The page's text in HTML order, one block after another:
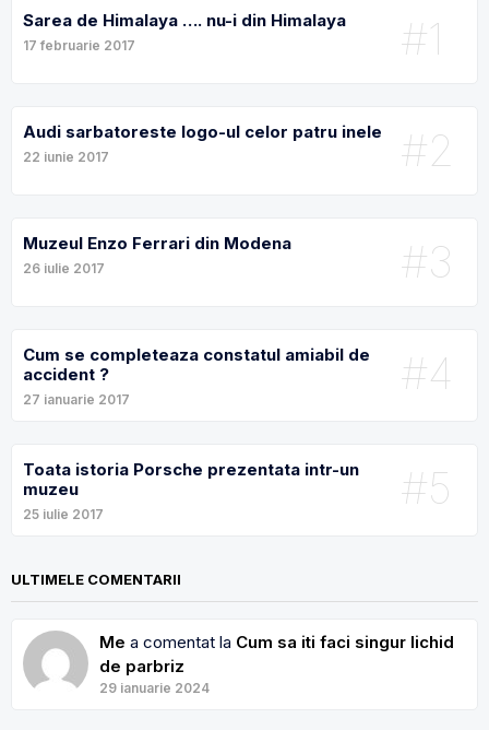
#1
Sarea de Himalaya …. nu-i din Himalaya
17 februarie 2017
#2
Audi sarbatoreste logo-ul celor patru inele
22 iunie 2017
#3
Muzeul Enzo Ferrari din Modena
26 iulie 2017
#4
Cum se completeaza constatul amiabil de
accident ?
27 ianuarie 2017
#5
Toata istoria Porsche prezentata intr-un
muzeu
25 iulie 2017
ULTIMELE COMENTARII
Me a comentat la Cum sa iti faci singur lichid
de parbriz
29 ianuarie 2024